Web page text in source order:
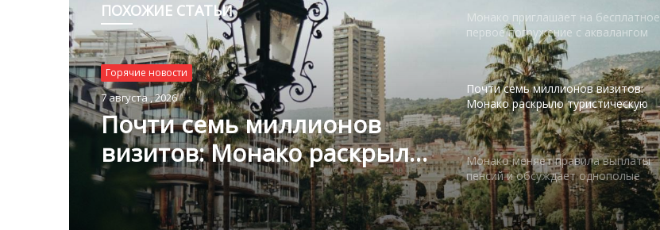
ПОХОЖИЕ СТАТЬИ
Горячие новости
7 августа , 2026
Почти семь миллионов
визитов: Монако раскрыло
туристическую статистику
Монако приглашает на бесплатное
первое погружение с аквалангом
Почти семь миллионов визитов:
Монако раскрыло туристическую
статистику
Монако меняет правила выплаты
пенсий и обсуждает однополые
союзы